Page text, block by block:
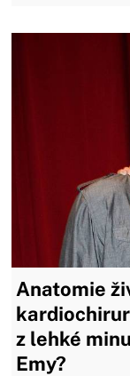
Anatomie
z lehké
Emy?